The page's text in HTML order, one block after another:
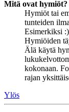
Mitä ovat hymiöt?
Hymiöt tai
tunteiden
Esimerkiksi
Hymiöiden
Älä käytä
kokonaan.
rajan
Ylös